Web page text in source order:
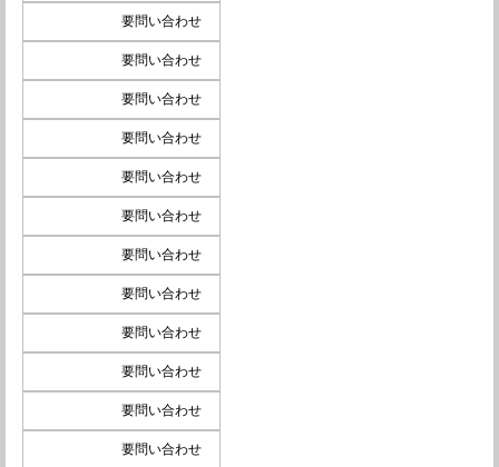
要問い合わせ
要問い合わせ
要問い合わせ
要問い合わせ
要問い合わせ
要問い合わせ
要問い合わせ
要問い合わせ
要問い合わせ
要問い合わせ
要問い合わせ
要問い合わせ